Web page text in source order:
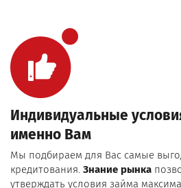
Индивидуальные
именно Вам
Мы подбираем для Вас самые
кредитования.Знание рынка